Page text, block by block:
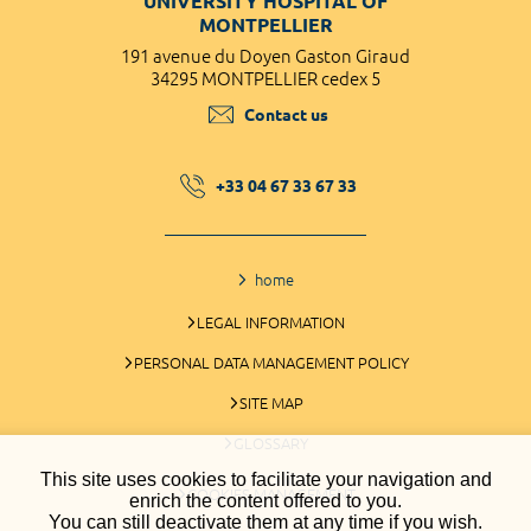
This site uses cookies to facilitate your navigation and
enrich the content offered to you.
You can still deactivate them at any time if you wish.
MONTPELLIER
191 avenue du Doyen Gaston Giraud
34295 MONTPELLIER cedex 5
Contact us
+33 04 67 33 67 33
home
LEGAL INFORMATION
PERSONAL DATA MANAGEMENT POLICY
SITE MAP
GLOSSARY
COOKIES MANAGEMENT